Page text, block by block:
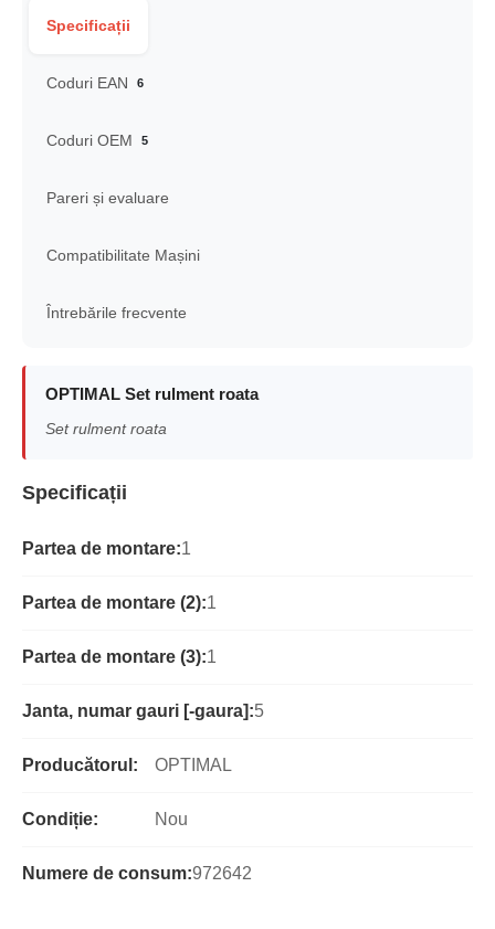
Specificații
Coduri EAN 6
Coduri OEM 5
Pareri și evaluare
Compatibilitate Mașini
Întrebările frecvente
OPTIMAL Set rulment roata
Set rulment roata
Specificații
Partea de montare:1
Partea de montare (2):1
Partea de montare (3):1
Janta, numar gauri [-gaura]:5
Producătorul: OPTIMAL
Condiție: Nou
Numere de consum:972642